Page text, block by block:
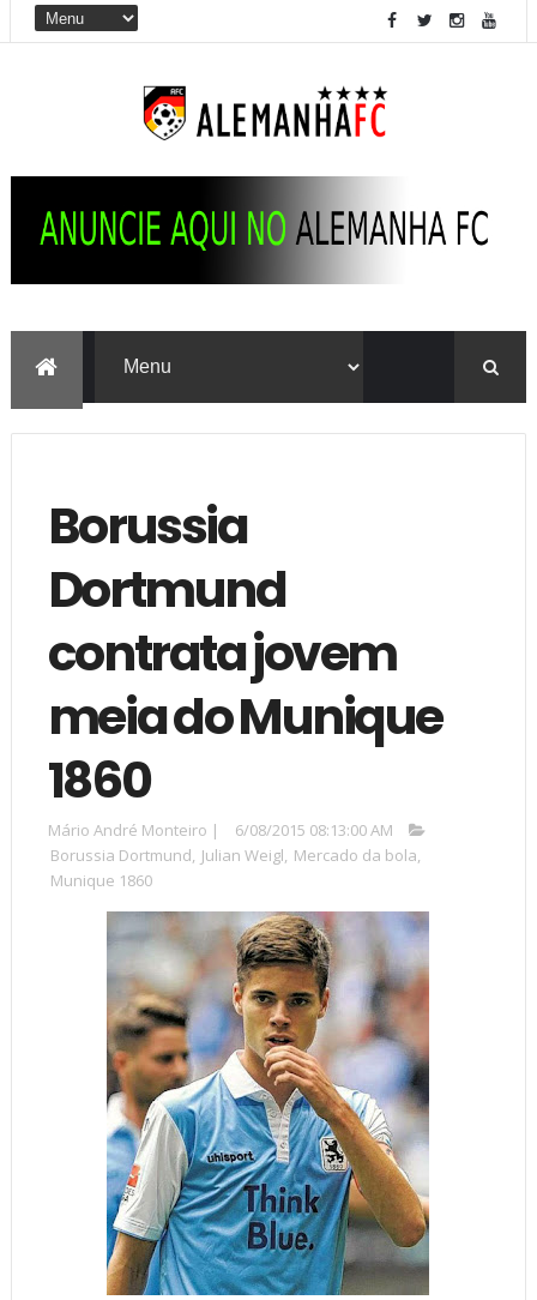
Borussia
Dortmund
contrata jovem
meia do Munique
1860
Mário André Monteiro |
6/08/2015 08:13:00 AM
Borussia Dortmund, Julian Weigl, Mercado da bola,
Munique 1860